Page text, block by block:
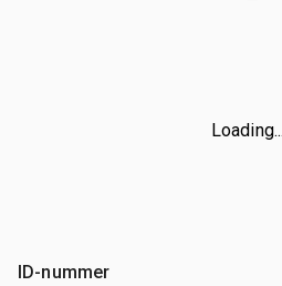
Loading...
ID-nummer